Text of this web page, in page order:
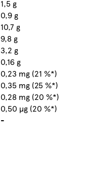
1,5 g
0,9 g
10,7 g
9,8 g
3,2 g
0,16 g
0,23 mg (21 %*)
0,35 mg (25 %*)
0,28 mg (20 %*)
0,50 µg (20 %*)
-